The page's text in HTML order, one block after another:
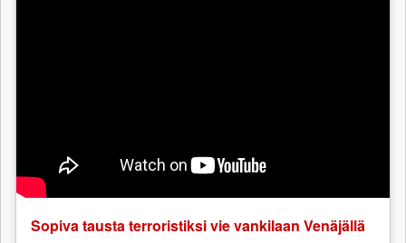
Sopiva tausta terroristiksi vie vankilaan Venäjällä